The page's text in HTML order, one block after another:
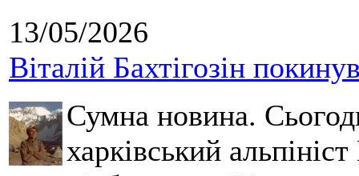
13/05/2026
Віталій Бахтігозін
Сумна новина.
харківський